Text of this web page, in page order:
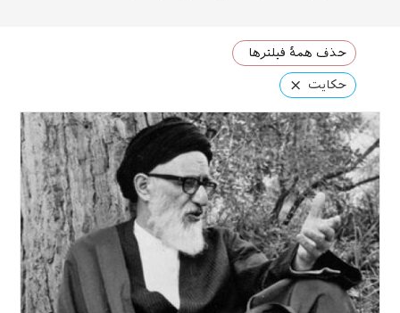
حذف همهٔ فیلترها
حکایت ×